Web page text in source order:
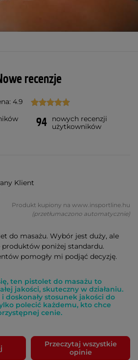
recenzje
4.9
94
nowych recenzji
użytkowników
Klient
Produkt kupiony na www.insportline.hu
(przetłumaczono automatycznie)
do masażu. Wybór jest duży, ale
poniżej standardu.
pomogły mi podjąć decyzję.
ten pistolet do masażu to
jakości, skuteczny w działaniu.
doskonały stosunek jakości do
polecić każdemu, kto chce
cenie.
Przeczytaj wszystkie
opinie